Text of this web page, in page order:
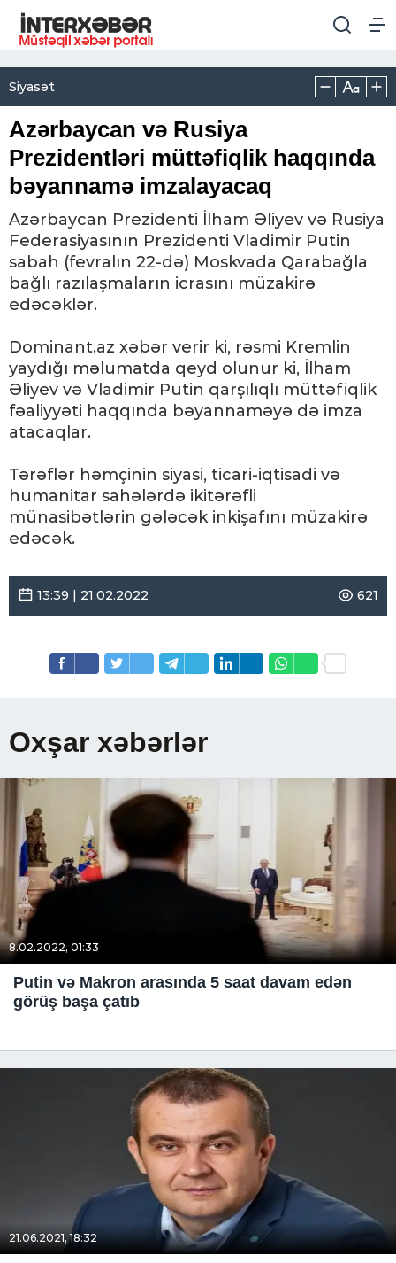
Siyasət
Azərbaycan və Rusiya
Prezidentləri müttəfiqlik haqqında
bəyannamə imzalayacaq
Azərbaycan Prezidenti İlham Əliyev və Rusiya
Federasiyasının Prezidenti Vladimir Putin
sabah (fevralın 22-də) Moskvada Qarabağla
bağlı razılaşmaların icrasını müzakirə
edəcəklər.
Dominant.az xəbər verir ki, rəsmi Kremlin
yaydığı məlumatda qeyd olunur ki, İlham
Əliyev və Vladimir Putin qarşılıqlı müttəfiqlik
fəaliyyəti haqqında bəyannaməyə də imza
atacaqlar.
Tərəflər həmçinin siyasi, ticari-iqtisadi və
humanitar sahələrdə ikitərəfli
münasibətlərin gələcək inkişafını müzakirə
edəcək.
13:39 | 21.02.2022 621
Oxşar xəbərlər
8.02.2022, 01:33
Putin və Makron arasında 5 saat davam edən
görüş başa çatıb
21.06.2021, 18:32